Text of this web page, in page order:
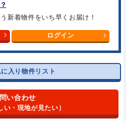
新着物件をいち早くお届け！
ログイン
入り物件リスト
い合わせ
い・現地が見たい）